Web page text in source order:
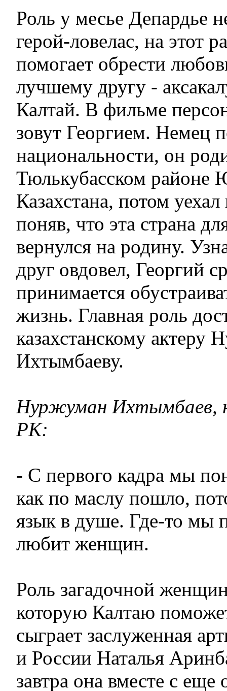
Роль у месье Депардье
герой-ловелас, на этот
помогает обрести
лучшему другу -
Калтай. В фильме
зовут Георгием. Немец
национальности, он
Тюлькубасском районе
Казахстана, потом
поняв, что эта страна
вернулся на родину.
друг овдовел, Георгий
принимается
жизнь. Главная роль
казахстанскому актеру
Ихтымбаеву.
Нуржуман Ихтымбаев,
РК:
- С первого кадра мы
как по маслу пошло,
язык в душе. Где-то мы
любит женщин.
Роль загадочной
которую Калтаю
сыграет заслуженная
и России Наталья
завтра она вместе с еще